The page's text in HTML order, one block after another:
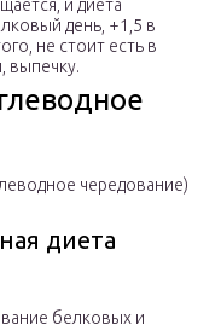
и диета
день, +1,5 в
не стоит есть в
выпечку.
чередование)
диета
белковых и